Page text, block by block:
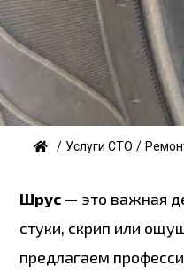
/ Услуги СТО /
Шрус — это важная
стуки, скрип или
предлагаем